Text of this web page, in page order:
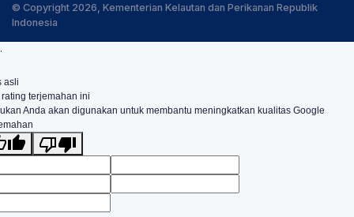
© Copyright 2026, Kementerian Kelautan dan Perikanan Republik
Indonesia
.
asli
terjemahan ini
Anda akan digunakan untuk membantu meningkatkan kualitas Google